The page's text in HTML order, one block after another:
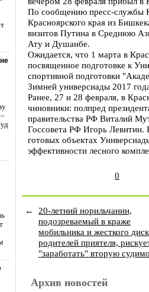
По сообщению пресс-службы
Красноярского края из
визитов Путина в Среднюю
Ату и Душанбе.
Ожидается, что 1 марта в
посвященное подготовке к
спортивной подготовки
Зимней универсиады 2017
Ранее, 27 и 28 февраля, в
чиновники: полпред
правительства РФ Виталий
Госсовета РФ Игорь Левитин.
готовых объектах
эффективности лесного
0
←
20-летний норильчанин,
подозреваемый в краже
мобильника и жесткого
родителей приятеля,
"заработать" вторую
Архив новостей